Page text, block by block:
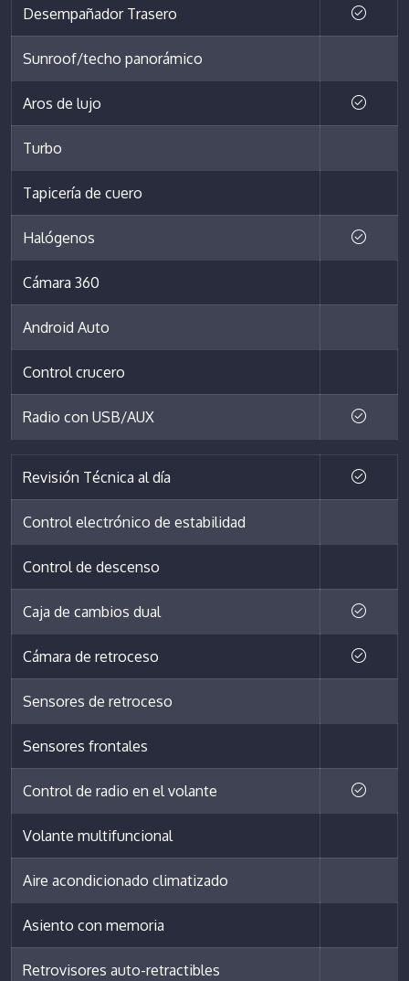
Desempañador Trasero
Sunroof/techo panorámico
Aros de lujo
Turbo
Tapicería de cuero
Halógenos
Cámara 360
Android Auto
Control crucero
Radio con USB/AUX
Revisión Técnica al día
Control electrónico de estabilidad
Control de descenso
Caja de cambios dual
Cámara de retroceso
Sensores de retroceso
Sensores frontales
Control de radio en el volante
Volante multifuncional
Aire acondicionado climatizado
Asiento con memoria
Retrovisores auto-retractibles